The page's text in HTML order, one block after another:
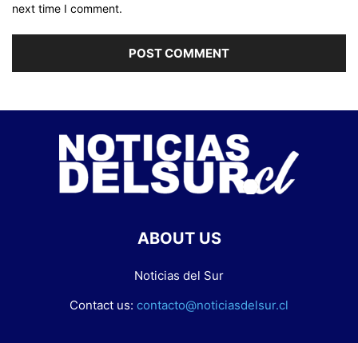
next time I comment.
ABOUT US
Noticias del Sur
Contact us: contacto@noticiasdelsur.cl